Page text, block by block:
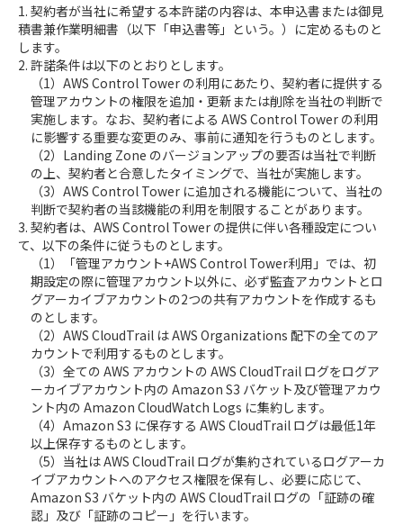
1. 契約者が当社に希望する本許諾の内容は、本申込書または御見
積書兼作業明細書（以下「申込書等」という。）に定めるものと
します。
2. 許諾条件は以下のとおりとします。
（1）AWS Control Tower の利用にあたり、契約者に提供する
管理アカウントの権限を追加・更新または削除を当社の判断で
実施します。なお、契約者による AWS Control Tower の利用
に影響する重要な変更のみ、事前に通知を行うものとします。
（2）Landing Zone のバージョンアップの要否は当社で判断
の上、契約者と合意したタイミングで、当社が実施します。
（3）AWS Control Tower に追加される機能について、当社の
判断で契約者の当該機能の利用を制限することがあります。
3. 契約者は、AWS Control Tower の提供に伴い各種設定につい
て、以下の条件に従うものとします。
（1）「管理アカウント+AWS Control Tower利用」では、初
期設定の際に管理アカウント以外に、必ず監査アカウントとロ
グアーカイブアカウントの2つの共有アカウントを作成するも
のとします。
（2）AWS CloudTrail は AWS Organizations 配下の全てのア
カウントで利用するものとします。
（3）全ての AWS アカウントの AWS CloudTrail ログをログア
ーカイブアカウント内の Amazon S3 バケット及び管理アカウ
ント内の Amazon CloudWatch Logs に集約します。
（4）Amazon S3 に保存する AWS CloudTrail ログは最低1年
以上保存するものとします。
（5）当社は AWS CloudTrail ログが集約されているログアーカ
イブアカウントへのアクセス権限を保有し、必要に応じて、
Amazon S3 バケット内の AWS CloudTrail ログの「証跡の確
認」及び「証跡のコピー」を行います。